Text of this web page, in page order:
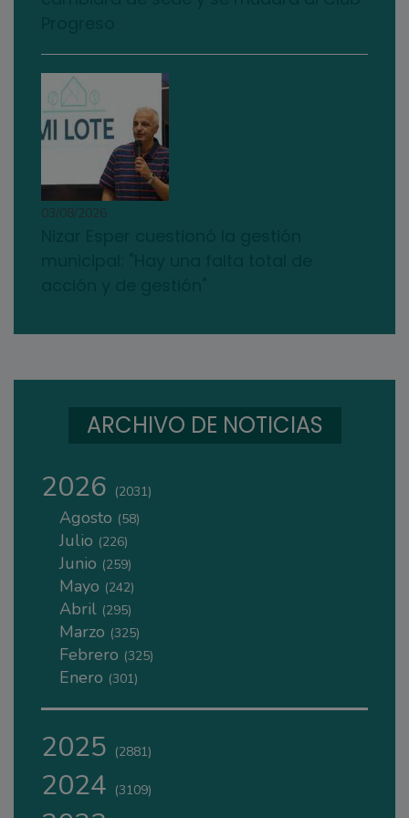
03/08/2026
ARCHIVO DE NOTICIAS
2026 (2031)
Agosto (58)
Julio (226)
Junio (259)
Mayo (242)
Abril (295)
Marzo (325)
Febrero (325)
Enero (301)
2025 (2881)
2024 (3109)